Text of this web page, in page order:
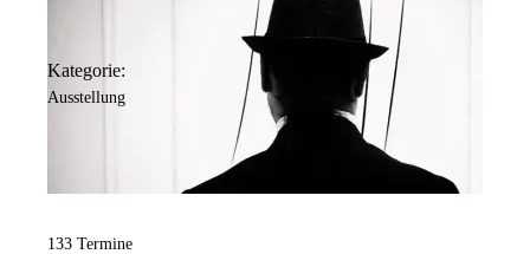
Kategorie:
Ausstellung
133 Termine